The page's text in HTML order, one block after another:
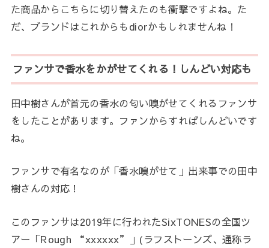
た商品からこちらに切り替えたのも衝撃ですよね。た
だ、ブランドはこれからもdiorかもしれませんね！
ファンサで香水をかがせてくれる！しんどい対応も
田中樹さんが首元の香水の匂い嗅がせてくれるファンサ
をしたことがあります。ファンからすればしんどいです
ね。
ファンサで有名なのが「香水嗅がせて」出来事での田中
樹さんの対応！
このファンサは2019年に行われたSixTONESの全国ツ
アー「Rough “xxxxxx”」(ラフストーンズ、通称ラ